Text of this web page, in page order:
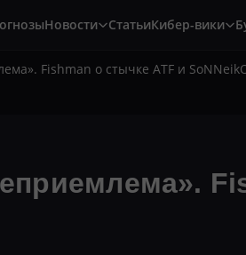
Новости СтатьиКибер-вики
Fishman о стычке ATF и